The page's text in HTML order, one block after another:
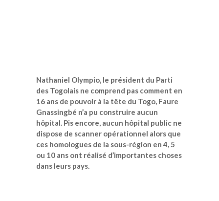
Nathaniel Olympio, le président du Parti
des Togolais ne comprend pas comment en
16 ans de pouvoir à la tête du Togo, Faure
Gnassingbé n’a pu construire aucun
hôpital. Pis encore, aucun hôpital public ne
dispose de scanner opérationnel alors que
ces homologues de la sous-région en 4, 5
ou 10 ans ont réalisé d’importantes choses
dans leurs pays.